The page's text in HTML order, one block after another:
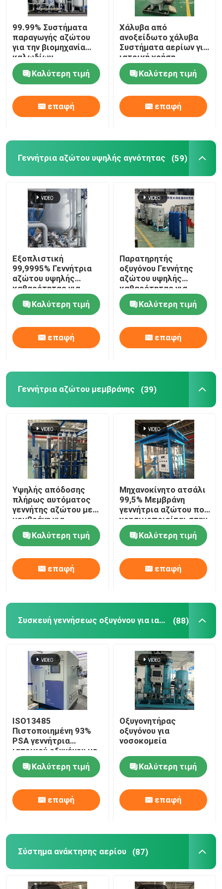
Καθαριστικό αερίων αζώτου
Κρεκάρισμα μεθανόλης
Γεννήτρια υδρογόνου PSA
Συσκευή ανάμιξης βιομηχανικών αερίων
Μορφωματική γεννήτρια οξυγόνου
99.99% Συστήματα
παραγωγής αζώτου
για την βιομηχανία
καλωδίων
Καλύτερη τιμή
επαφή
Χάλυβα από
ανοξείδωτο χάλυβα
Συστήματα αερίων για
ιατρική χρήση
Καλύτερη τιμή
επαφή
Γεννήτρια αζώτου υψηλής αγνότητας (59)
Εξοπλιστική
99,9995% Γεννήτρια
αζώτου υψηλής
καθαρότητας για
σκόνη μολυβδανίου
Καλύτερη τιμή
επαφή
Παρατηρητής
οξυγόνου Γεννήτης
αζώτου υψηλής
καθαρότητας για
μεταλλουργία σκόνης
Καλύτερη τιμή
επαφή
Γεννήτρια αζώτου μεμβράνης (39)
Υψηλής απόδοσης
πλήρως αυτόματος
γεννήτης αζώτου με
μεμβράνη για
πετροχημικές
Καλύτερη τιμή
επαφή
Μηχανοκίνητο ατσάλι
99,5% Μεμβράνη
γεννήτρια αζώτου που
χρησιμοποιείται στην
πετροχημική
βιομηχανία
Καλύτερη τιμή
επαφή
Συσκευή γεννήσεως οξυγόνου για ιατρική χρήση (88)
ISO13485
Πιστοποιημένη 93%
PSA γεννήτρια
ιατρικού οξυγόνου με
σταθμό πλήρωσης
Καλύτερη τιμή
επαφή
Οξυγονητήρας
οξυγόνου για
νοσοκομεία
Καλύτερη τιμή
επαφή
Σύστημα ανάκτησης αερίου (87)